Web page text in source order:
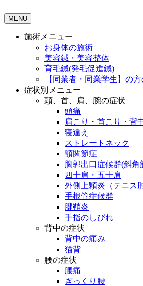
MENU
施術メニュー
お身体の施術
美容鍼・美容整体
育毛鍼(発毛促進鍼)
【同業者・同業学生】の
症状別メニュー
頭、首、肩、腕の症状
頭痛
肩こり・首こり・背
寝違え
ストレートネック
顎関節症
胸郭出口症候群(斜角
四十肩・五十肩
外側上顆炎（テニス
手根管症候群
腱鞘炎
手指のしびれ
背中の症状
背中の痛み
猫背
腰の症状
腰痛
ぎっくり腰